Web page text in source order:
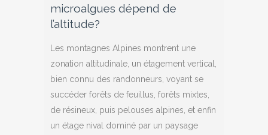
microalgues dépend de
l’altitude?
Les montagnes Alpines montrent une
zonation altitudinale, un étagement vertical,
bien connu des randonneurs, voyant se
succéder forêts de feuillus, forêts mixtes,
de résineux, puis pelouses alpines, et enfin
un étage nival dominé par un paysage